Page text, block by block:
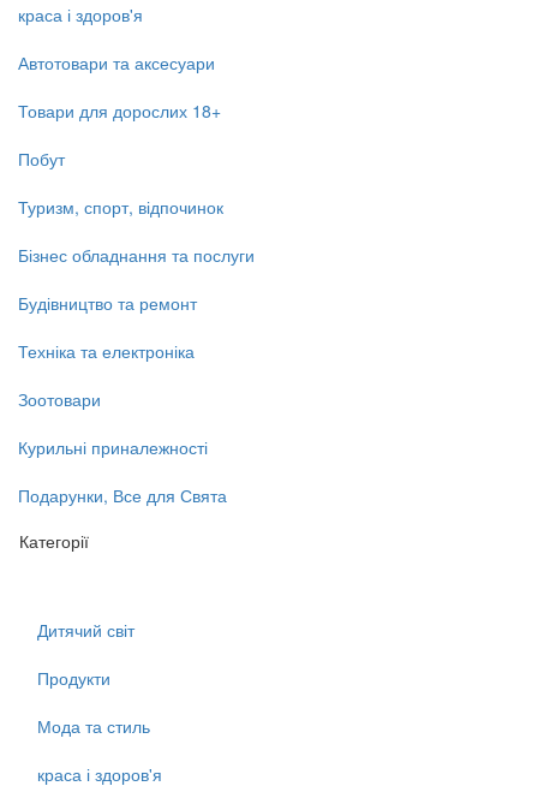
краса і здоров'я
Автотовари та аксесуари
Товари для дорослих 18+
Побут
Туризм, спорт, відпочинок
Бізнес обладнання та послуги
Будівництво та ремонт
Техніка та електроніка
Зоотовари
Курильні приналежності
Подарунки, Все для Свята
Категорії
Дитячий світ
Продукти
Мода та стиль
краса і здоров'я